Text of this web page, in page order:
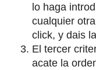
lo haga
cualquier
click, y dais
El tercer
acate la